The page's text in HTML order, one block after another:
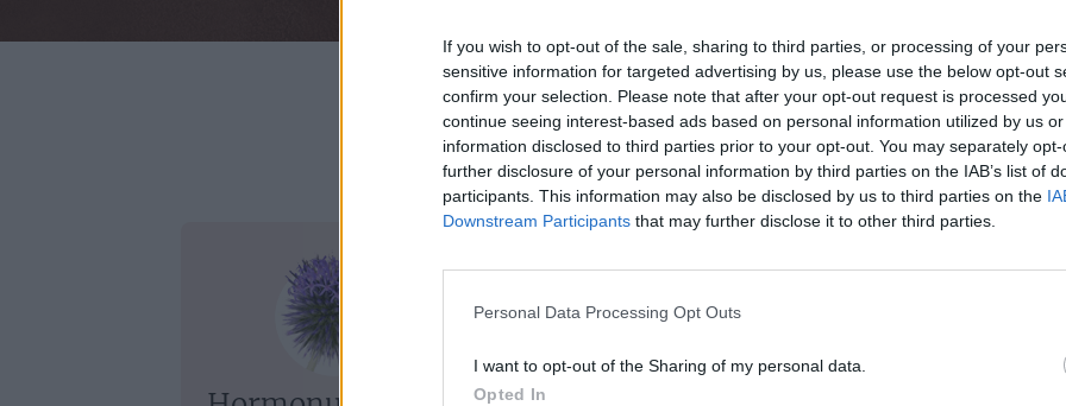
If you wish to opt-out of the sale, sharing to third parties, or processing of your
sensitive information for targeted advertising by us, please use the below opt-out
confirm your selection. Please note that after your opt-out request is processed
continue seeing interest-based ads based on personal information utilized by us
information disclosed to third parties prior to your opt-out. You may separately
further disclosure of your personal information by third parties on the IAB’s list of
participants. This information may also be disclosed by us to third parties on the
Downstream Participants that may further disclose it to other third parties.
Personal Data Processing Opt Outs
I want to opt-out of the Sharing of my personal data.
Opted In
Atzīmē, ko vēlies uzlabot savā